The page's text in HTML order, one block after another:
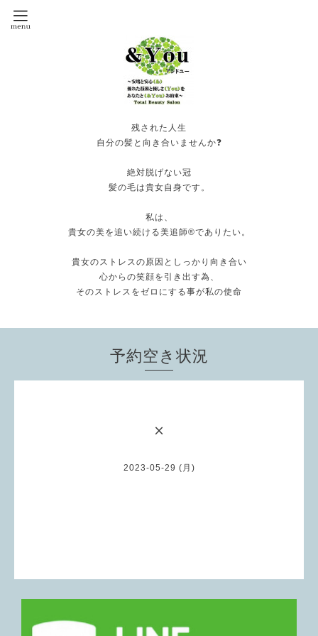
残された人生
自分の髪と向き合いませんか❓
絶対脱げない冠
髪の毛は貴女自身です。
私は、
貴女の美を追い続ける美追師®️でありたい。
貴女のストレスの原因としっかり向き合い
心からの笑顔を引き出す為、
そのストレスをゼロにする事が私の使命
予約空き状況
×
2023-05-29 (月)